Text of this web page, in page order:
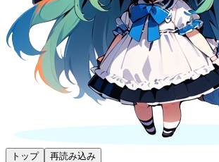
トップ 再読み込み